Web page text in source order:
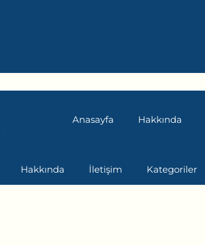
Anasayfa Hakkında
Hakkında İletişim Kategoriler